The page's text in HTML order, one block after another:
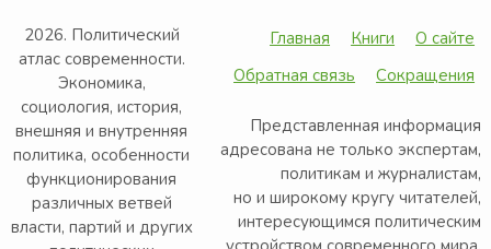
2026. Политический
атлас современности.
Экономика,
социология, история,
внешняя и внутренняя
политика, особенности
функционирования
различных ветвей
власти, партий и других
Главная Книги
О сайте
Обратная связь
Сокращения
Представленная информация
адресована не только экспертам,
политикам и журналистам,
но и широкому кругу читателей,
интересующимся политическим